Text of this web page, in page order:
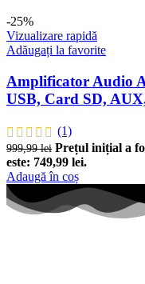
-25%
Vizualizare rapidă
Adăugați la favorite
Amplificator Audio
USB, Card SD,
(1)
999,99lei Prețul inițial a
este: 749,99 lei.
Adaugă în coș